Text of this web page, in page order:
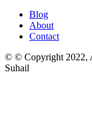
Blog
About
Contact
© © Copyright 2022,
Suhail